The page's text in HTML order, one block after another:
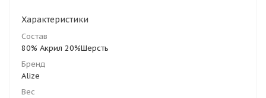
Характеристики
Состав
80% Акрил 20%Шерсть
Бренд
Alize
Вес